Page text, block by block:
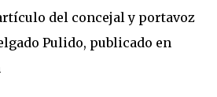
del concejal y portavoz
Pulido, publicado en